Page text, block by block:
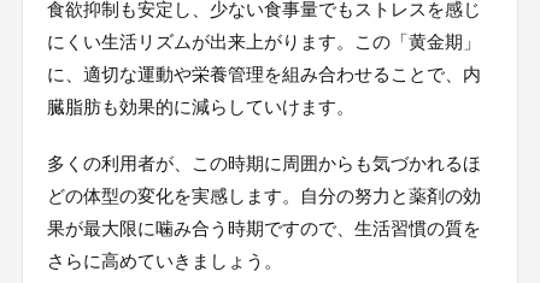
食欲抑制も安定し、少ない食事量でもストレスを感じ
にくい生活リズムが出来上がります。この「黄金期」
に、適切な運動や栄養管理を組み合わせることで、内
臓脂肪も効果的に減らしていけます。
多くの利用者が、この時期に周囲からも気づかれるほ
どの体型の変化を実感します。自分の努力と薬剤の効
果が最大限に噛み合う時期ですので、生活習慣の質を
さらに高めていきましょう。